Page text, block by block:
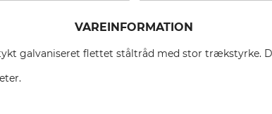
VAREINFORMATION
galvaniseret flettet ståltråd med stor trækstyrke.